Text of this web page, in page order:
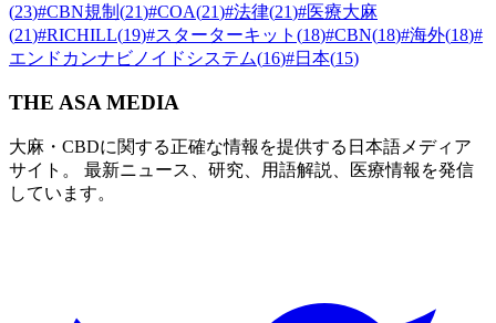
(23)#CBN規制 (21)#COA(21)#法律(21)#医療大麻
(21)#RICHILL(19)#スターターキット (18)#CBN(18)#海外(18)#
エンドカンナビノイドシステム(16)#日本(15)
THE ASA MEDIA
大麻・CBDに関する正確な情報を提供する日本語メディア
サイト。 最新ニュース、研究、用語解説、医療情報を発信
しています。